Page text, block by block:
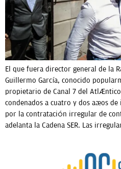
El que fuera director general de la
Guillermo García, conocido
propietario de Canal 7 del
condenados a cuatro y dos años
por la contratación irregular de
adelanta la Cadena SER. Las